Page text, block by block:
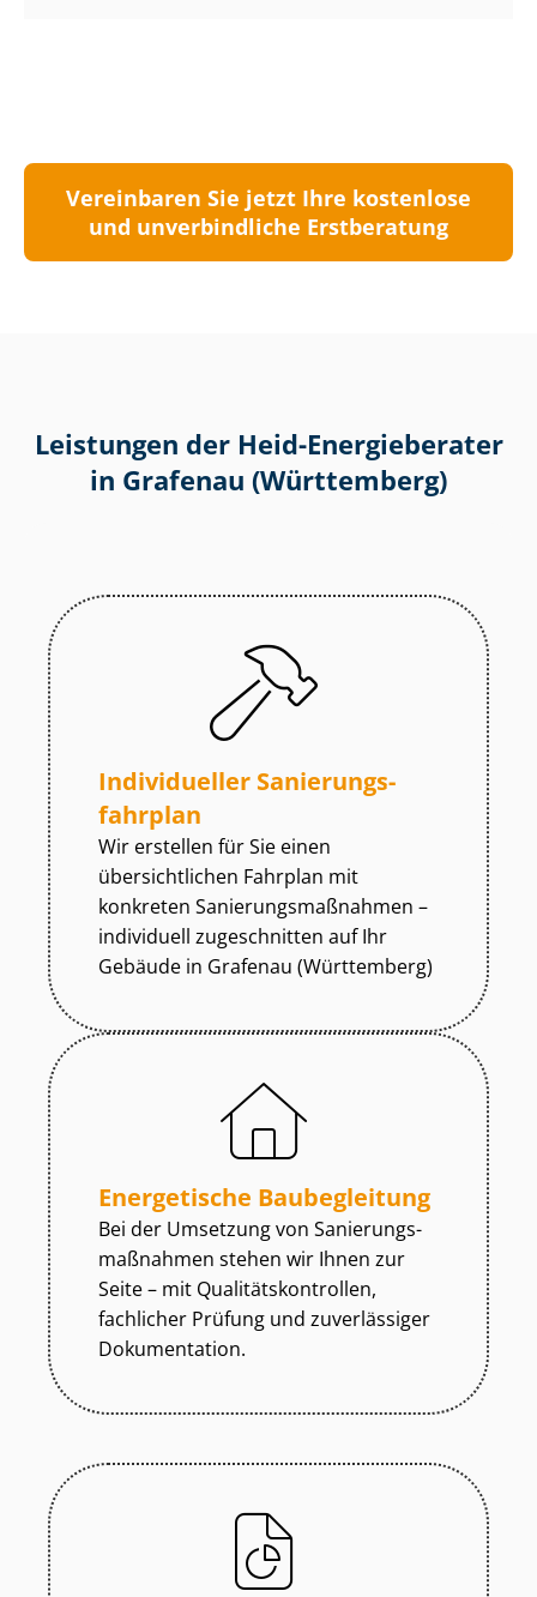
Vereinbaren Sie jetzt Ihre kostenlose
und unverbindliche Erstberatung
Leistungen der Heid-Energieberater
in Grafenau (Württemberg)
Individueller Sa­nie­rungs­
fahr­plan
Wir erstellen für Sie einen
übersichtlichen Fahrplan mit
konkreten Sa­nie­rungs­maß­nah­men –
individuell zugeschnitten auf Ihr
Gebäude in Grafenau (Württemberg)
Energetische Baubegleitung
Bei der Umsetzung von Sa­nie­rungs­
maß­nah­men stehen wir Ihnen zur
Seite – mit Qua­li­täts­kon­trol­len,
fachlicher Prüfung und zuverlässiger
Dokumentation.